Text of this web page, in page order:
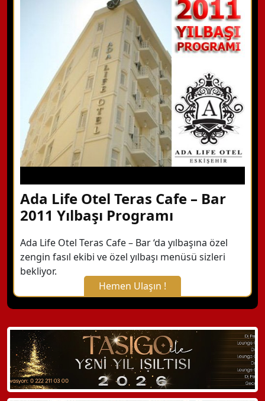
Ada Life Otel Teras Cafe – Bar
2011 Yılbaşı Programı
Ada Life Otel Teras Cafe – Bar ‘da yılbaşına özel
zengin fasıl ekibi ve özel yılbaşı menüsü sizleri
bekliyor.
Hemen Ulaşın !
X Kapat
WhatsApp ile Bilgi Alın
Hemen Arayın